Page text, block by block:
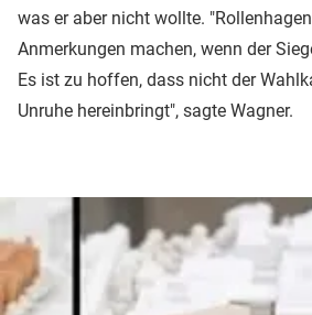
was er aber nicht wollte.
Anmerkungen machen, wenn der
Es ist zu hoffen, dass nicht der
Unruhe hereinbringt", sagte Wagner.